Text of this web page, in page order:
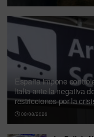
España impone
Italia ante la negativa
restricciones por la
08/08/2026